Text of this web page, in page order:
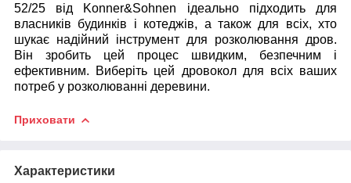
52/25 від Konner&Sohnen ідеально підходить для
власників будинків і котеджів, а також для всіх, хто
шукає надійний інструмент для розколювання дров.
Він зробить цей процес швидким, безпечним і
ефективним. Виберіть цей дровокол для всіх ваших
потреб у розколюванні деревини.
Приховати
Характеристики